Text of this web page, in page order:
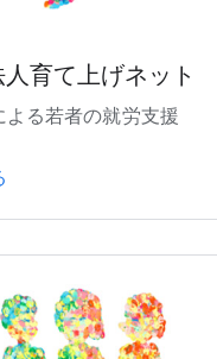
育て上げネット
よる若者の就労支援